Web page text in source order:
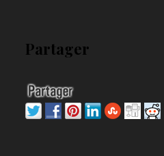
Partager